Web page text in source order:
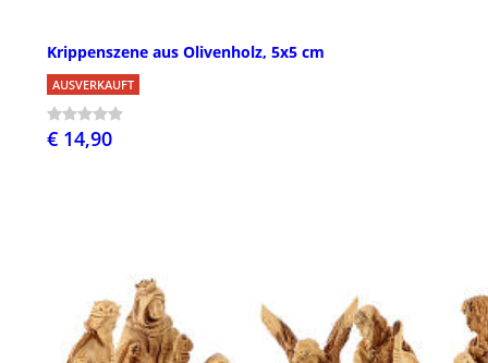
Krippenszene aus Olivenholz, 5x5 cm
AUSVERKAUFT
€ 14,90